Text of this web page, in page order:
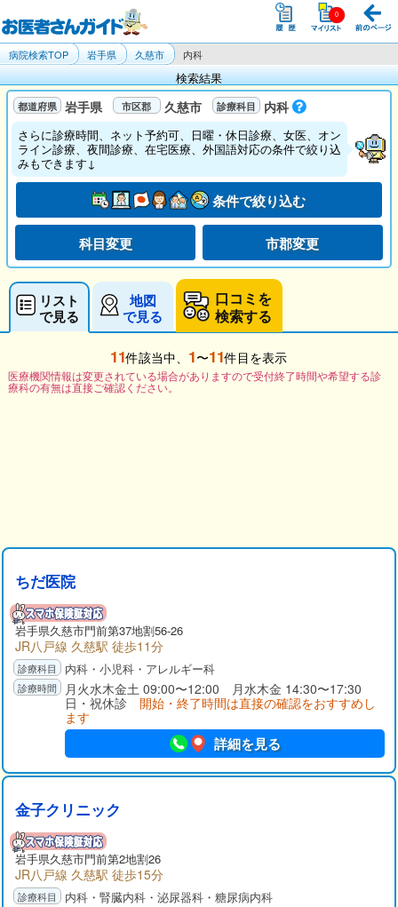
病院検索TOP 岩手県 久慈市 内科
検索結果
岩手県 久慈市 内科
さらに診療時間、ネット予約可、日曜・休日診療、女医、オン
ライン診療、夜間診療、在宅医療、外国語対応の条件で絞り込
みもできます↓
条件で絞り込む
科目変更 市郡変更
リスト
で見る
地図
で見る
口コミを
検索する
11件該当中、 1〜11件目を表示
医療機関情報は変更されている場合がありますので受付終了時間や希望する診
療科の有無は直接ご確認ください。
ちだ医院
岩手県久慈市門前第37地割56-26
JR八戸線 久慈駅 徒歩11分
内科・小児科・アレルギー科
月火水木金土 09:00〜12:00 月水木金 14:30〜17:30
日・祝休診 開始・終了時間は直接の確認をおすすめし
ます
詳細を見る
金子クリニック
岩手県久慈市門前第2地割26
JR八戸線 久慈駅 徒歩15分
内科・腎臓内科・泌尿器科・糖尿病内科